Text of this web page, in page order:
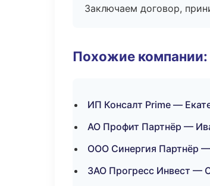
Заключаем договор,
Похожие компании:
ИП Консалт Prime —
АО Профит Партнёр —
ООО Синергия Партнёр
ЗАО Прогресс Инвест —